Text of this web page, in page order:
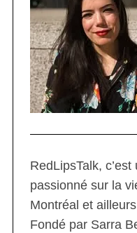
RedLipsTalk,
passionné sur la
Montréal et
Fondé par Sarra